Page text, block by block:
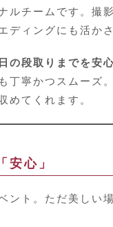
チームです。撮
ディングにも活か
の段取りまでを安
寧かつスムーズ
めてくれます。
安心」
ト。ただ美しい